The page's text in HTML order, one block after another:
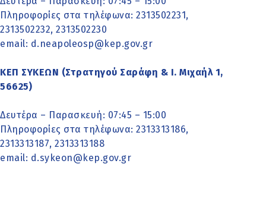
Πληροφορίες στα τηλέφωνα: 2313502231,
2313502232, 2313502230
email: d.neapoleosp@kep.gov.gr
ΚΕΠ ΣΥΚΕΩΝ (Στρατηγού Σαράφη & Ι. Μιχαήλ 1,
56625)
Δευτέρα – Παρασκευή: 07:45 – 15:00
Πληροφορίες στα τηλέφωνα: 2313313186,
2313313187, 2313313188
email: d.sykeon@kep.gov.gr